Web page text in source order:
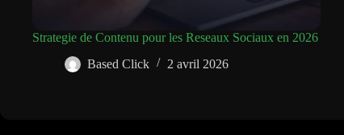
Strategie de Contenu pour les Reseaux Sociaux en 2026
Based Click
2 avril 2026